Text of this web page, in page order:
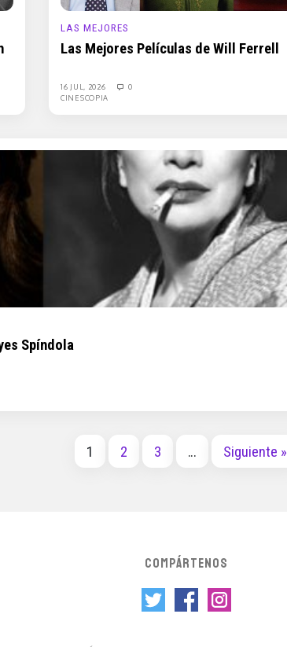
LAS MEJORES
Las Mejores Películas de Will Ferrell
16 JUL, 2026
0
CINESCOPIA
Spíndola
1 2 3 … Siguiente »
COMPÁRTENOS